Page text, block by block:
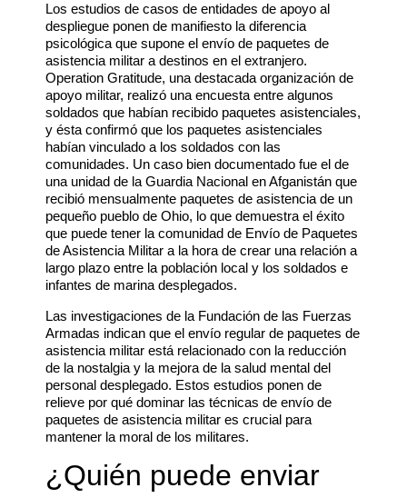
Los estudios de casos de entidades de apoyo al
despliegue ponen de manifiesto la diferencia
psicológica que supone el envío de paquetes de
asistencia militar a destinos en el extranjero.
Operation Gratitude, una destacada organización de
apoyo militar, realizó una encuesta entre algunos
soldados que habían recibido paquetes asistenciales,
y ésta confirmó que los paquetes asistenciales
habían vinculado a los soldados con las
comunidades. Un caso bien documentado fue el de
una unidad de la Guardia Nacional en Afganistán que
recibió mensualmente paquetes de asistencia de un
pequeño pueblo de Ohio, lo que demuestra el éxito
que puede tener la comunidad de Envío de Paquetes
de Asistencia Militar a la hora de crear una relación a
largo plazo entre la población local y los soldados e
infantes de marina desplegados.
Las investigaciones de la Fundación de las Fuerzas
Armadas indican que el envío regular de paquetes de
asistencia militar está relacionado con la reducción
de la nostalgia y la mejora de la salud mental del
personal desplegado. Estos estudios ponen de
relieve por qué dominar las técnicas de envío de
paquetes de asistencia militar es crucial para
mantener la moral de los militares.
¿Quién puede enviar